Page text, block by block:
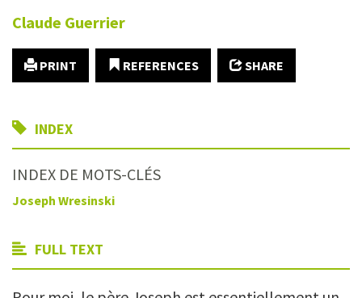
Claude Guerrier
PRINT REFERENCES SHARE
INDEX
INDEX DE MOTS-CLÉS
Joseph Wresinski
FULL TEXT